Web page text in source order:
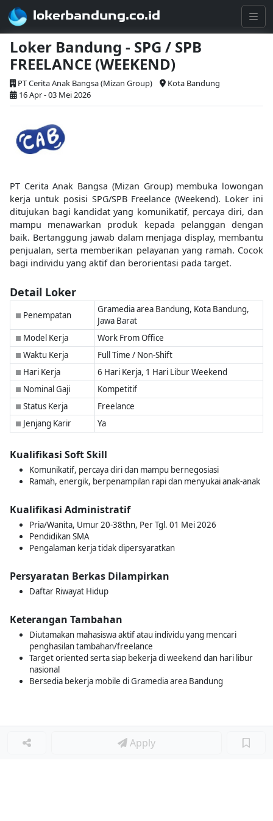
lokerbandung.co.id
Loker Bandung - SPG / SPB
FREELANCE (WEEKEND)
PT Cerita Anak Bangsa (Mizan Group)
Kota Bandung
16 Apr - 03 Mei 2026
PT Cerita Anak Bangsa (Mizan Group) membuka lowongan
kerja untuk posisi SPG/SPB Freelance (Weekend). Loker ini
ditujukan bagi kandidat yang komunikatif, percaya diri, dan
mampu menawarkan produk kepada pelanggan dengan
baik. Bertanggung jawab dalam menjaga display, membantu
penjualan, serta memberikan pelayanan yang ramah. Cocok
bagi individu yang aktif dan berorientasi pada target.
Detail Loker
■ Penempatan
Gramedia area Bandung, Kota Bandung,
Jawa Barat
■ Model Kerja Work From Office
■ Waktu Kerja Full Time / Non-Shift
■ Hari Kerja 6 Hari Kerja, 1 Hari Libur Weekend
■ Nominal Gaji Kompetitif
■ Status Kerja Freelance
■ Jenjang Karir Ya
Kualifikasi Soft Skill
Komunikatif, percaya diri dan mampu bernegosiasi
Ramah, energik, berpenampilan rapi dan menyukai anak-anak
Kualifikasi Administratif
Pria/Wanita, Umur 20-38thn, Per Tgl. 01 Mei 2026
Pendidikan SMA
Pengalaman kerja tidak dipersyaratkan
Persyaratan Berkas Dilampirkan
Daftar Riwayat Hidup
Keterangan Tambahan
Diutamakan mahasiswa aktif atau individu yang mencari
penghasilan tambahan/freelance
Target oriented serta siap bekerja di weekend dan hari libur
nasional
Bersedia bekerja mobile di Gramedia area Bandung
Apply